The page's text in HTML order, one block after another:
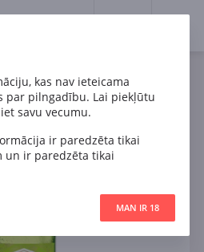
kas nav ieteicama
par pilngadību. Lai piekļūtu
savu vecumu.
ir paredzēta tikai
un ir paredzēta tikai
MAN IR 18